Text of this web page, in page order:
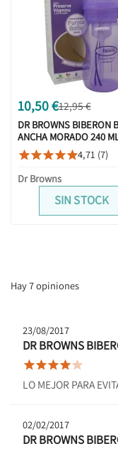
10,50 €12,95 €
DR BROWNS BIBERON
ANCHA MORADO 240
4,71 (7)
Dr Browns
SIN STOCK
Hay 7 opiniones
23/08/2017
DR BROWNS

LO MEJOR PARA
02/02/2017
DR BROWNS